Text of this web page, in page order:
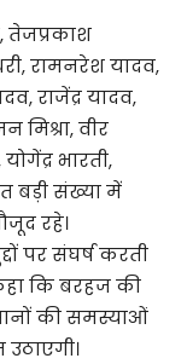
तेजप्रकाश
रामनरेश यादव,
राजेंद्र यादव,
मिश्रा, वीर
भारती,
बड़ी संख्या में
रहे।
पर संघर्ष करती
कि बरहज की
की समस्याओं